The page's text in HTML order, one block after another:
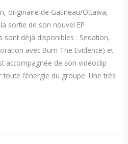
originaire de Gatineau/Ottawa,
sortie de son nouvel EP
sont déjà disponibles : Sedation,
avec Burn The Evidence) et
accompagnée de son vidéoclip
l’énergie du groupe. Une très